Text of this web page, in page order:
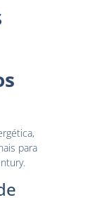
para